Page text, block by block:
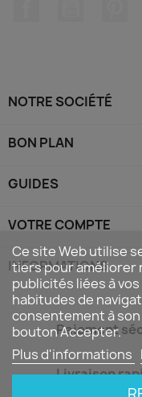
NOTRE SOCIÉTÉ
BON PLAN
GUIDES
VOTRE COMPTE
INFORMATIONS
Ce site Web utilise
tiers pour améliorer
publicités liées à
habitudes de
consentement à
bouton Accepter.
Plus d'informations
Paiement
Livraison